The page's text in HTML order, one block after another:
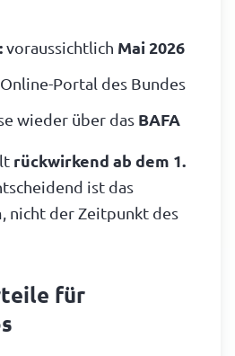
voraussichtlich Mai 2026
Online-Portal des Bundes
wieder über das BAFA
rückwirkend ab dem 1.
ist das
nicht der Zeitpunkt des
für